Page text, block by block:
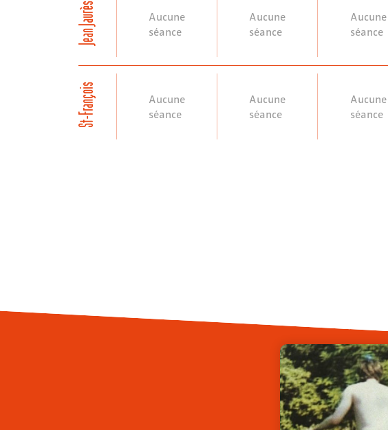
Jean Jaurès
St-François
Aucune
séance
Aucune
séance
Aucune
séance
Aucune
séance
Aucune
séance
Aucune
séance